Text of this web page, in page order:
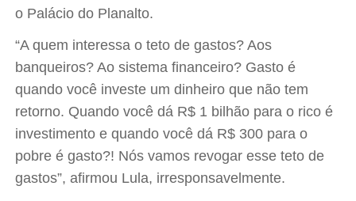
o Palácio do Planalto.
“A quem interessa o teto de gastos? Aos
banqueiros? Ao sistema financeiro? Gasto é
quando você investe um dinheiro que não tem
retorno. Quando você dá R$ 1 bilhão para o rico é
investimento e quando você dá R$ 300 para o
pobre é gasto?! Nós vamos revogar esse teto de
gastos”, afirmou Lula, irresponsavelmente.